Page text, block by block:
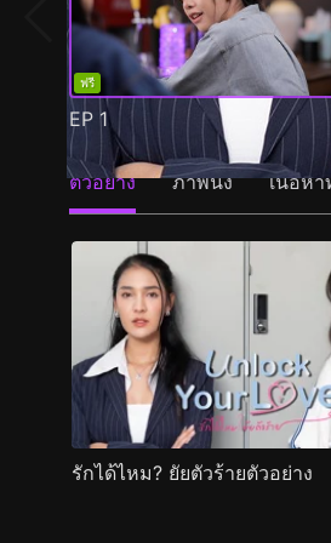
ฟรี
EP 1
ตัวอย่าง ภาพนิ่ง เนื้อห
รักได้ไหม? ยัยตัวร้ายตัวอย่าง